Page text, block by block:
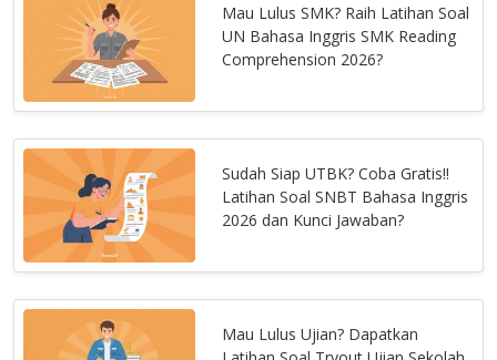
Mau Lulus SMK? Raih Latihan Soal
UN Bahasa Inggris SMK Reading
Comprehension 2026?
Sudah Siap UTBK? Coba Gratis!!
Latihan Soal SNBT Bahasa Inggris
2026 dan Kunci Jawaban?
Mau Lulus Ujian? Dapatkan